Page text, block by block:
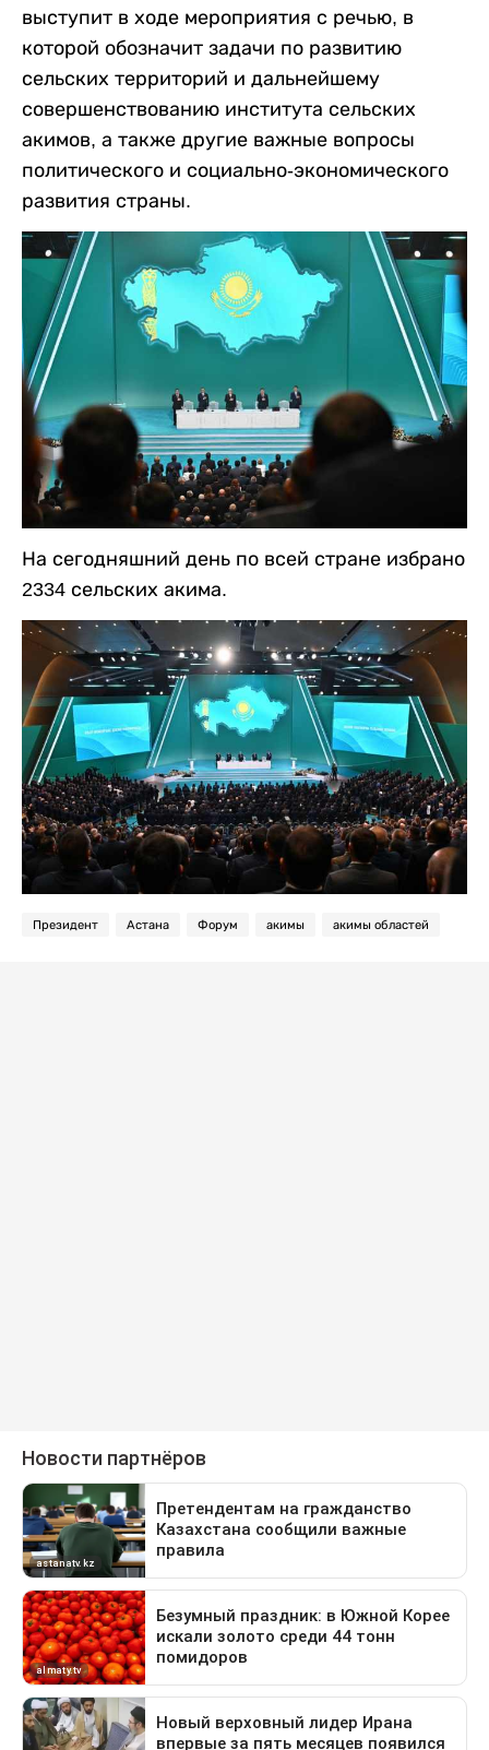
выступит в ходе мероприятия с речью, в
которой обозначит задачи по развитию
сельских территорий и дальнейшему
совершенствованию института сельских
акимов, а также другие важные вопросы
политического и социально-экономического
развития страны.
На сегодняшний день по всей стране избрано
2334 сельских акима.
Президент Астана Форум акимы акимы областей